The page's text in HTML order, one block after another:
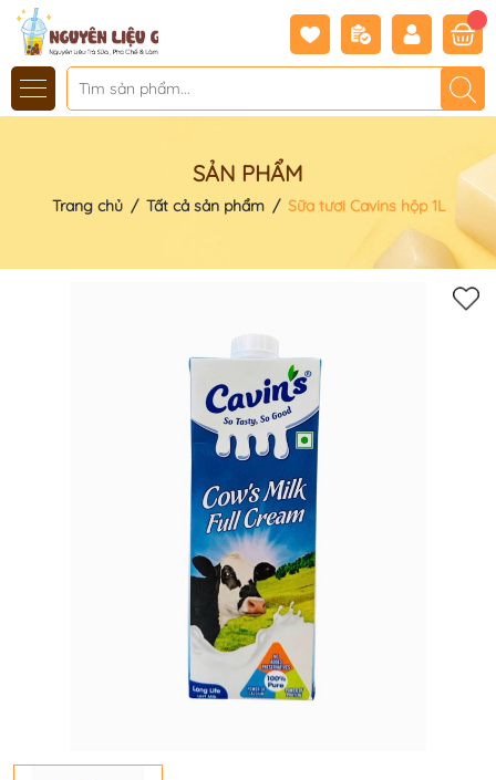
SẢN PHẨM
Trang chủ / Tất cả sản phẩm / Sữa tươi Cavins hộp 1L